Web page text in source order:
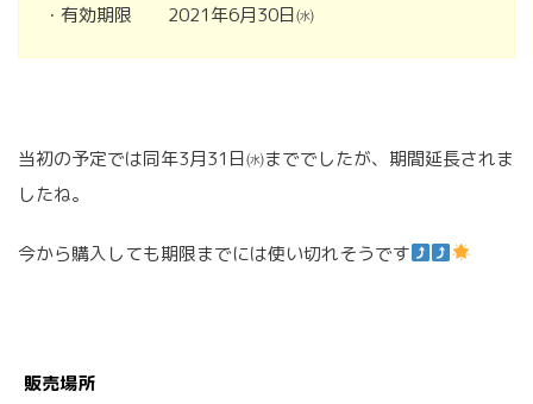
・有効期限 2021年6月30日㈬
当初の予定では同年3月31日㈬まででしたが、期間延長されま
したね。
今から購入しても期限までには使い切れそうです
販売場所